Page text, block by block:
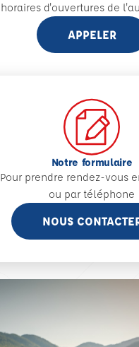
horaires d'ouvertures de
APPELER
Notre formulaire
Pour prendre rendez-vous
ou par téléphone
NOUS